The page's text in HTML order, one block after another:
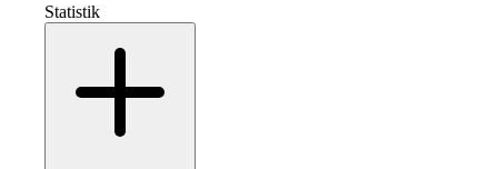
Statistik